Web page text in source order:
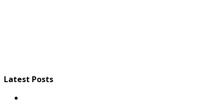
Latest Posts